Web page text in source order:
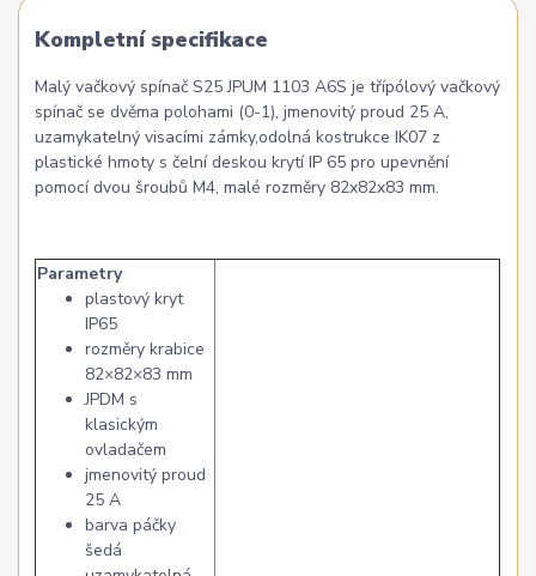
Kompletní specifikace
Malý vačkový spínač S25 JPUM 1103 A6S je třípólový vačkový
spínač se dvěma polohami (0-1), jmenovitý proud 25 A,
uzamykatelný visacími zámky,odolná kostrukce IK07 z
plastické hmoty s čelní deskou krytí IP 65 pro upevnění
pomocí dvou šroubů M4, malé rozměry 82x82x83 mm.
Parametry
plastový kryt
IP65
rozměry krabice
82×82×83 mm
JPDM s
klasickým
ovladačem
jmenovitý proud
25 A
barva páčky
šedá